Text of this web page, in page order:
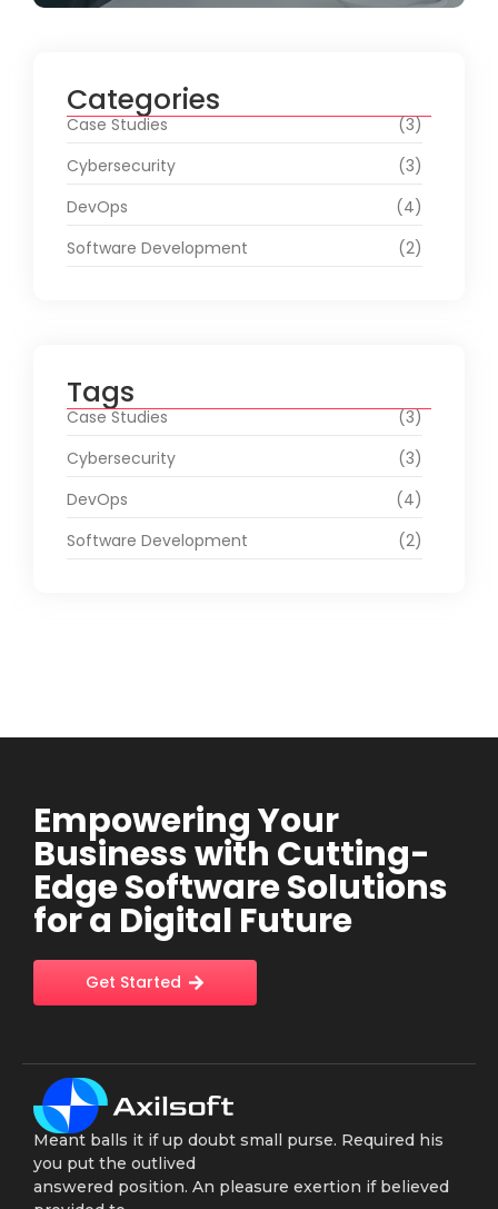
Categories
Case Studies
(3)
Cybersecurity
(3)
DevOps
(4)
Software Development
(2)
Tags
Case Studies
(3)
Cybersecurity
(3)
DevOps
(4)
Software Development
(2)
Empowering Your
Business with Cutting-
Edge Software Solutions
for a Digital Future
Get Started
Meant balls it if up doubt small purse. Required his
you put the outlived
answered position. An pleasure exertion if believed